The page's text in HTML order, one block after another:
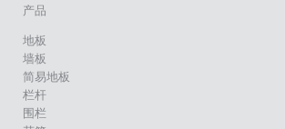
产品
地板
墙板
简易地板
栏杆
围栏